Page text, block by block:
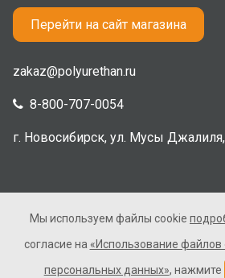
Перейти на сайт магазина
zakaz@polyurethan.ru
8-800-707-0054
г. Новосибирск, ул. Мусы
2005-2026 © Полиуретан. Все
является публичной
Мы используем файлы cookie
согласие на «Использование файлов
персональных данных», нажмите